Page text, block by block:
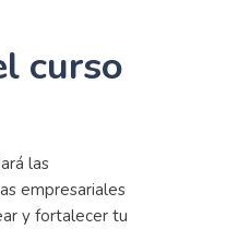
curso
las
empresariales
y fortalecer tu